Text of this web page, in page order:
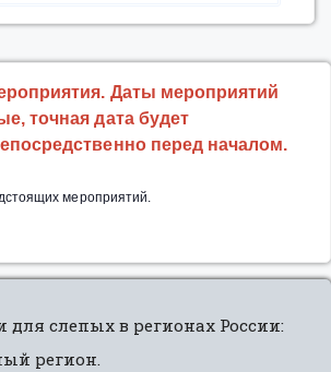
состоялась
«Собор
святых
Кубанской
Даты мероприятий
точная дата будет
перед началом.
мероприятий.
для слепых в регионах России:
регион.